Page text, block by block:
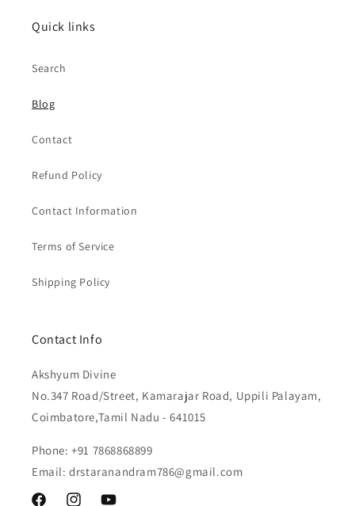
Quick links
Search
Blog
Contact
Refund Policy
Contact Information
Terms of Service
Shipping Policy
Contact Info
Akshyum Divine
No.347 Road/Street, Kamarajar Road, Uppili Palayam,
Coimbatore,Tamil Nadu - 641015
Phone: +91 7868868899
Email: drstaranandram786@gmail.com